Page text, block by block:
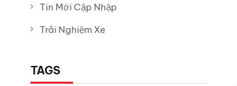
Tin Mới Cập Nhập
Trải Nghiệm Xe
TAGS